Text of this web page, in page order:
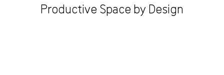
Productive Space by Design